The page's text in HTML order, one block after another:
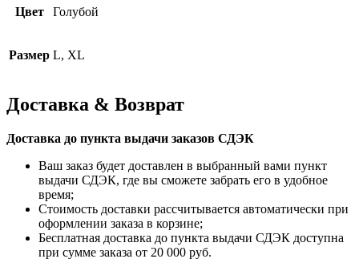
Цвет Голубой
Размер L, XL
Доставка & Возврат
Доставка до пункта выдачи заказов СДЭК
Ваш заказ будет доставлен в выбранный вами пункт
выдачи СДЭК, где вы сможете забрать его в удобное
время;
Стоимость доставки рассчитывается автоматически при
оформлении заказа в корзине;
Бесплатная доставка до пункта выдачи СДЭК доступна
при сумме заказа от 20 000 руб.